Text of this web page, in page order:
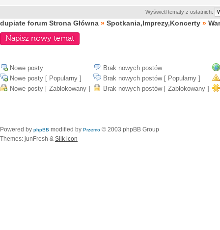
Wyświetl tematy z ostatnich:
dupiate forum Strona Główna » Spotkania,Imprezy,Koncerty »
Napisz nowy temat
Nowe posty
Brak nowych postów
Nowe posty [ Popularny ]
Brak nowych postów [ Popularny ]
Nowe posty [ Zablokowany ]
Brak nowych postów [ Zablokowany ]
Powered by phpBB modified by Przemo © 2003 phpBB Group
Themes: junFresh & Silk icon